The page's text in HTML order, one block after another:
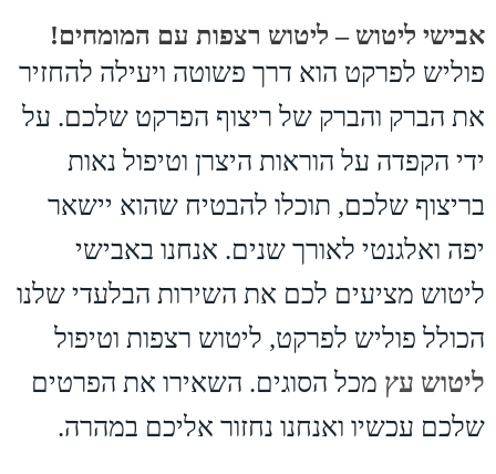
אבישי ליטוש – ליטוש רצפות עם המומחים!
פוליש לפרקט הוא דרך פשוטה ויעילה להחזיר
את הברק והברק של ריצוף הפרקט שלכם. על
ידי הקפדה על הוראות היצרן וטיפול נאות
בריצוף שלכם, תוכלו להבטיח שהוא יישאר
יפה ואלגנטי לאורך שנים. אנחנו באבישי
ליטוש מציעים לכם את השירות הבלעדי שלנו
הכולל פוליש לפרקט, ליטוש רצפות וטיפול
ליטוש עץ מכל הסוגים. השאירו את הפרטים
שלכם עכשיו ואנחנו נחזור אליכם במהרה.